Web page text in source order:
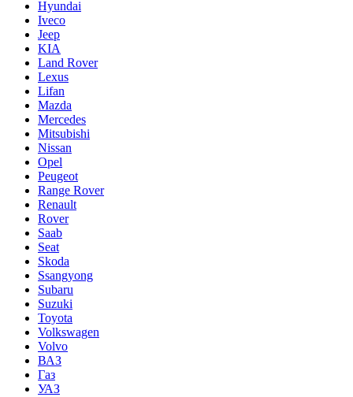
Hyundai
Iveco
Jeep
KIA
Land Rover
Lexus
Lifan
Mazda
Mercedes
Mitsubishi
Nissan
Opel
Peugeot
Range Rover
Renault
Rover
Saab
Seat
Skoda
Ssangyong
Subaru
Suzuki
Toyota
Volkswagen
Volvo
ВАЗ
Газ
УАЗ